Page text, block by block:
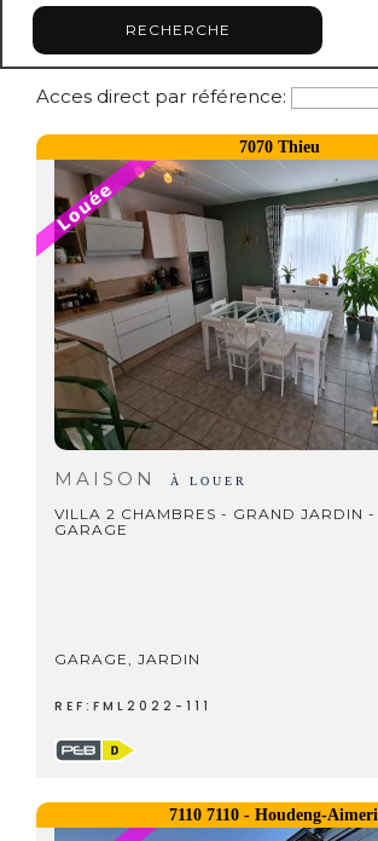
Acces direct par référence:
7070 Thieu
MAISON À LOUER
VILLA 2 CHAMBRES - GRAND JARDIN -
GARAGE
GARAGE, JARDIN
REF:FML2022-111
7110 7110 - Houdeng-